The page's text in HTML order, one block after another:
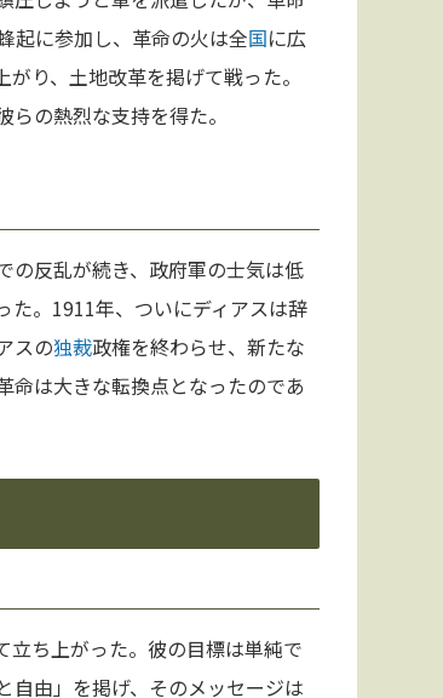
起に参加し、革命の火は全国に広
り、土地改革を掲げて戦った。
らの熱烈な支持を得た。
の反乱が続き、政府軍の士気は低
た。1911年、ついにディアスは辞
スの独裁政権を終わらせ、新たな
命は大きな転換点となったのであ
立ち上がった。彼の目標は単純で
自由」を掲げ、そのメッセージは